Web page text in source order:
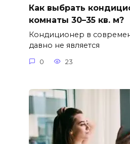
Как выбрать
комнаты 30–35 кв. м?
Кондиционер в
давно не является
0 23